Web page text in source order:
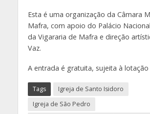
Esta é uma organização da Câmara
Mafra, com apoio do Palácio
da Vigararia de Mafra e direção
Vaz.
A entrada é gratuita, sujeita à
Tags
Igreja de Santo Isidoro
Igreja de São Pedro